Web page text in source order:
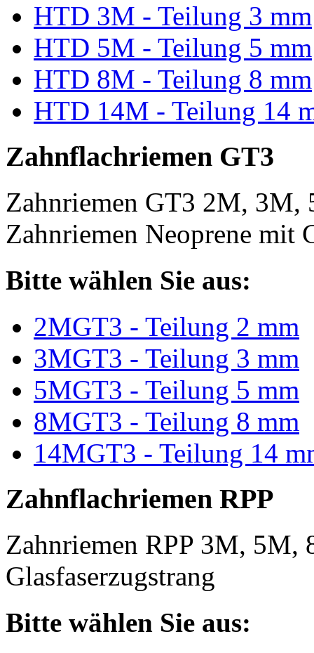
HTD 3M - Teilung 3 mm
HTD 5M - Teilung 5 mm
HTD 8M - Teilung 8 mm
HTD 14M - Teilung 14
Zahnflachriemen GT3
Zahnriemen GT3 2M, 3M,
Zahnriemen Neoprene mit
Bitte wählen Sie aus:
2MGT3 - Teilung 2 mm
3MGT3 - Teilung 3 mm
5MGT3 - Teilung 5 mm
8MGT3 - Teilung 8 mm
14MGT3 - Teilung 14
Zahnflachriemen RPP
Zahnriemen RPP 3M, 5M,
Glasfaserzugstrang
Bitte wählen Sie aus: